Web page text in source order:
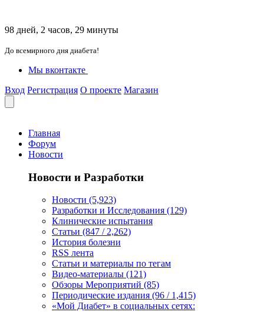
98 дней, 2 часов, 29 минуты
До всемирного дня диабета!
Мы вконтакте
Вход Регистрация О проекте Магазин
Главная
Форум
Новости
Новости и Разработки
Новости (5,923)
Разработки и Исследования (129)
Клинические испытания
Статьи (847 / 2,262)
История болезни
RSS лента
Статьи и материалы по тегам
Видео-материалы (121)
Обзоры Мероприятий (85)
Периодические издания (96 / 1,415)
«Мой Диабет» в социальных сетях: